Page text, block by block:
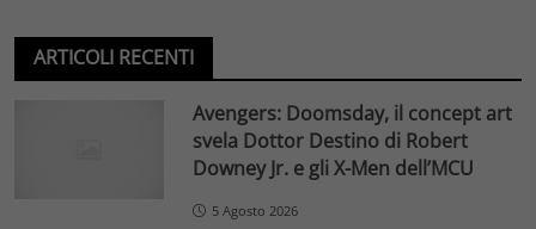
ARTICOLI RECENTI
Avengers: Doomsday, il concept art
svela Dottor Destino di Robert
Downey Jr. e gli X-Men dell’MCU
5 Agosto 2026